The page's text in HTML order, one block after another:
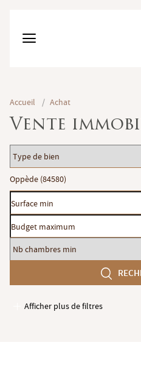
Accueil / Achat
Vente
Type
de
bien
Localisation
Oppède (84580)
Surface
min
Budget
maximum
Nb
chambres
Afficher plus de filtres
Garages / Parking